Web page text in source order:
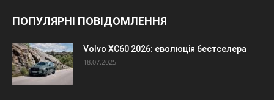
ПОПУЛЯРНІ ПОВІДОМЛЕННЯ
Volvo XC60 2026: еволюція бестселера
18.07.2025